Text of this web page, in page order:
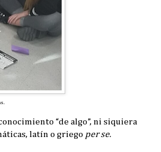
“de algo”, ni siquiera
latín o griego per se.